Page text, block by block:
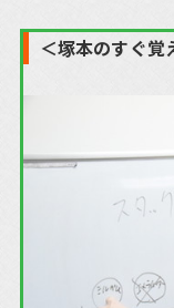
＜塚本のすぐ覚